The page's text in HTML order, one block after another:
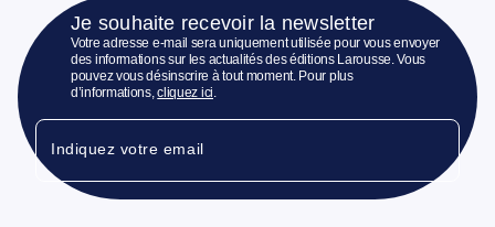
Je souhaite recevoir la newsletter
Votre adresse e-mail sera uniquement utilisée pour vous envoyer
des informations sur les actualités des éditions Larousse. Vous
pouvez vous désinscrire à tout moment. Pour plus
d’informations,cliquez ici.
Indiquez votre email